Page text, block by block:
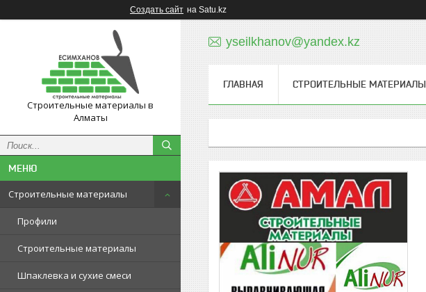
Создать сайт на Satu.kz
Строительные материалы в
Алматы
Строительные материалы
Профили
Строительные материалы
Шпаклевка и сухие смеси
yseilkhanov@yandex.kz
ГЛАВНАЯ СТРОИТЕЛЬНЫЕ МАТЕРИАЛЫ